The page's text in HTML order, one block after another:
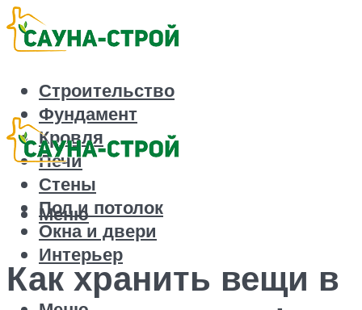
Строительство
Фундамент
Кровля
Печи
Стены
Пол и потолок
Окна и двери
Интерьер
Меню
Как хранить вещи в